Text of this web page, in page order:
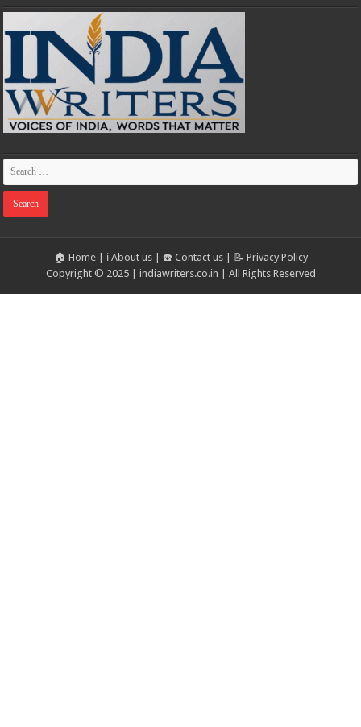
🏠 Home| ℹ️ About us| ☎️ Contact us| 📝 Privacy Policy
Copyright © 2025 | indiawriters.co.in | All Rights Reserved